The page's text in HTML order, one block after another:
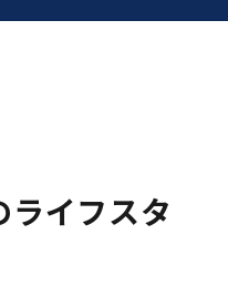
イフスタ